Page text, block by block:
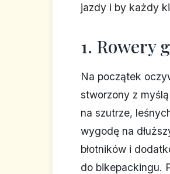
jazdy i by każdy
1. Rowery
Na początek
stworzony z
na szutrze,
wygodę na
błotników i
do bikepackingu.